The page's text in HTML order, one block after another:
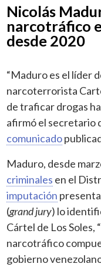
Nicolás
narcotráfico
desde 2020
“Maduro es el líder
narcoterrorista
de traficar drogas
afirmó el secretario
comunicado
Maduro, desde
criminales en el
imputación
(grand jury) lo
Cártel de Los Soles,
narcotráfico
gobierno